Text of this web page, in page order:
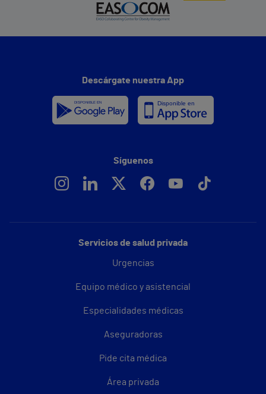
Servicios de salud privada
Urgencias
Equipo médico y asistencial
Especialidades médicas
Aseguradoras
Pide cita médica
Área privada
Descárgate nuestra App
Síguenos